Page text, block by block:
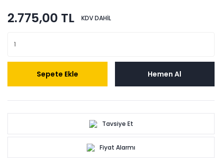
2.775,00 TL KDV DAHİL
Sepete Ekle Hemen Al
Tavsiye Et
Fiyat Alarmı